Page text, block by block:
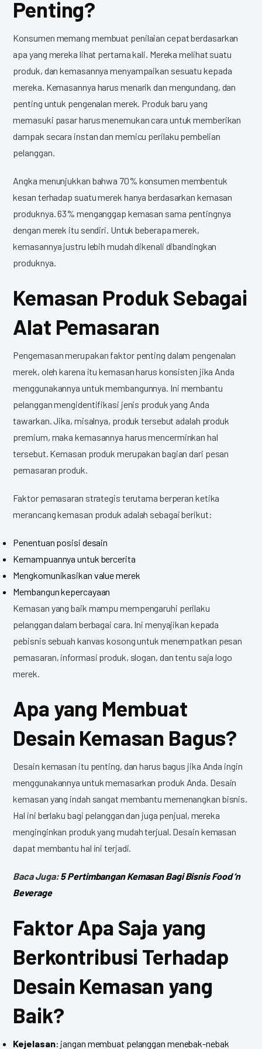
Penting?
Konsumen memang membuat penilaian cepat berdasarkan
apa yang mereka lihat pertama kali. Mereka melihat suatu
produk, dan kemasannya menyampaikan sesuatu kepada
mereka. Kemasannya harus menarik dan mengundang, dan
penting untuk pengenalan merek. Produk baru yang
memasuki pasar harus menemukan cara untuk memberikan
dampak secara instan dan memicu perilaku pembelian
pelanggan.
Angka menunjukkan bahwa 70% konsumen membentuk
kesan terhadap suatu merek hanya berdasarkan kemasan
produknya. 63% menganggap kemasan sama pentingnya
dengan merek itu sendiri. Untuk beberapa merek,
kemasannya justru lebih mudah dikenali dibandingkan
produknya.
Kemasan Produk Sebagai
Alat Pemasaran
Pengemasan merupakan faktor penting dalam pengenalan
merek, oleh karena itu kemasan harus konsisten jika Anda
menggunakannya untuk membangunnya. Ini membantu
pelanggan mengidentifikasi jenis produk yang Anda
tawarkan. Jika, misalnya, produk tersebut adalah produk
premium, maka kemasannya harus mencerminkan hal
tersebut. Kemasan produk merupakan bagian dari pesan
pemasaran produk.
Faktor pemasaran strategis terutama berperan ketika
merancang kemasan produk adalah sebagai berikut:
Penentuan posisi desain
Kemampuannya untuk bercerita
Mengkomunikasikan value merek
Membangun kepercayaan
Kemasan yang baik mampu mempengaruhi perilaku
pelanggan dalam berbagai cara. Ini menyajikan kepada
pebisnis sebuah kanvas kosong untuk menempatkan pesan
pemasaran, informasi produk, slogan, dan tentu saja logo
merek.
Apa yang Membuat
Desain Kemasan Bagus?
Desain kemasan itu penting, dan harus bagus jika Anda ingin
menggunakannya untuk memasarkan produk Anda. Desain
kemasan yang indah sangat membantu memenangkan bisnis.
Hal ini berlaku bagi pelanggan dan juga penjual, mereka
menginginkan produk yang mudah terjual. Desain kemasan
dapat membantu hal ini terjadi.
Baca Juga:5 Pertimbangan Kemasan Bagi Bisnis Food ‘n
Beverage
Faktor Apa Saja yang
Berkontribusi Terhadap
Desain Kemasan yang
Baik?
Kejelasan: jangan membuat pelanggan menebak-nebak